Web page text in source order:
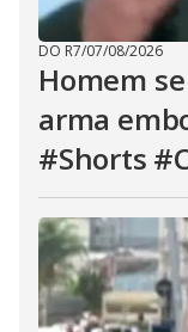
DO R7/07/08/2026
Homem
arma
#Shorts